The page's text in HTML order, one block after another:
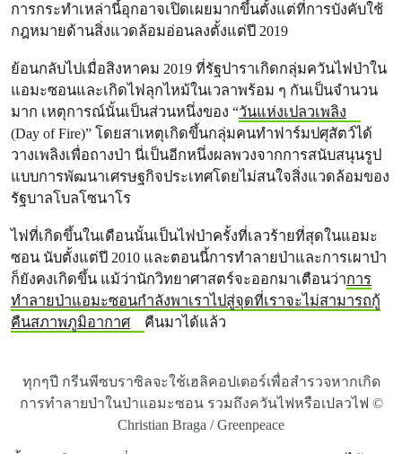
การกระทำเหล่านี้อุกอาจเปิดเผยมากขึ้นตั้งแต่ที่การบังคับใช้
กฎหมายด้านสิ่งแวดล้อมอ่อนลงตั้งแต่ปี 2019
ย้อนกลับไปเมื่อสิงหาคม 2019 ที่รัฐปาราเกิดกลุ่มควันไฟป่าใน
แอมะซอนและเกิดไฟลุกไหม้ในเวลาพร้อม ๆ กันเป็นจำนวน
มาก เหตุการณ์นั้นเป็นส่วนหนึ่งของ “วันแห่งเปลวเพลิง
(Day of Fire)” โดยสาเหตุเกิดขึ้นกลุ่มคนทำฟาร์มปศุสัตว์ได้
วางเพลิงเพื่อถางป่า นี่เป็นอีกหนึ่งผลพวงจากการสนับสนุนรูป
แบบการพัฒนาเศรษฐกิจประเทศโดยไม่สนใจสิ่งแวดล้อมของ
รัฐบาลโบลโซนาโร
ไฟที่เกิดขึ้นในเดือนนั้นเป็นไฟป่าครั้งที่เลวร้ายที่สุดในแอมะ
ซอน นับตั้งแต่ปี 2010 และตอนนี้การทำลายป่าและการเผาป่า
ก็ยังคงเกิดขึ้น แม้ว่านักวิทยาศาสตร์จะออกมาเตือนว่าการ
ทำลายป่าแอมะซอนกำลังพาเราไปสู่จุดที่เราจะไม่สามารถกู้
คืนสภาพภูมิอากาศ
คืนมาได้แล้ว
ทุกๆปี กรีนพีซบราซิลจะใช้เฮลิคอปเตอร์เพื่อสำรวจหากเกิด
การทำลายป่าในป่าแอมะซอน รวมถึงควันไฟหรือเปลวไฟ ©
Christian Braga / Greenpeace